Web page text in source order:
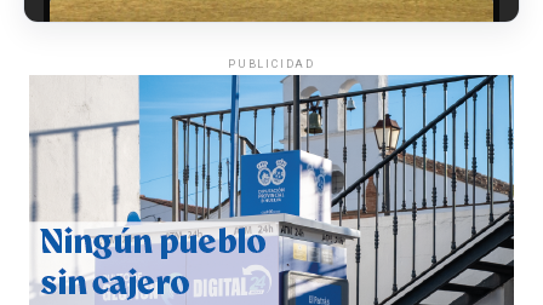
QUINTA CORRIDA DE LAS FIESTAS COLOMBINAS
2026
hace 7 días·Huelvatv
PUBLICIDAD